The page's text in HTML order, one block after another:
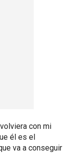
con mi
él es el
va a conseguir